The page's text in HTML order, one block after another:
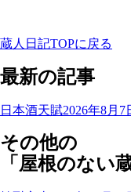
蔵人日記TOPに戻る
最新の記事
日本酒天賦2026年8月7
その他の
「屋根のない